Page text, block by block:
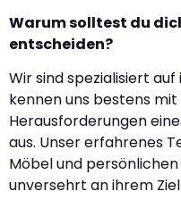
Warum solltest du
entscheiden?
Wir sind spezialisiert
kennen uns bestens
Herausforderungen
aus. Unser erfahrenes
Möbel und
unversehrt an ihrem